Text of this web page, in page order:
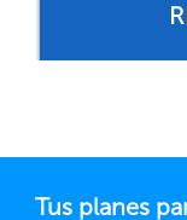
Tus planes